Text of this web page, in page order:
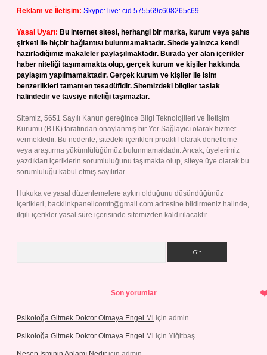
Reklam ve İletişim: Skype: live:.cid.575569c608265c69
Yasal Uyarı: Bu internet sitesi, herhangi bir marka, kurum veya şahıs
şirketi ile hiçbir bağlantısı bulunmamaktadır. Sitede yalnızca kendi
hazırladığımız makaleler paylaşılmaktadır. Burada yer alan içerikler
haber niteliği taşımamakta olup, gerçek kurum ve kişiler hakkında
paylaşım yapılmamaktadır. Gerçek kurum ve kişiler ile isim
benzerlikleri tamamen tesadüfidir. Sitemizdeki bilgiler taslak
halindedir ve tavsiye niteliği taşımazlar.
Sitemiz, 5651 Sayılı Kanun gereğince Bilgi Teknolojileri ve İletişim
Kurumu (BTK) tarafından onaylanmış bir Yer Sağlayıcı olarak hizmet
vermektedir. Bu nedenle, sitedeki içerikleri proaktif olarak denetleme
veya araştırma yükümlülüğümüz bulunmamaktadır. Ancak, üyelerimiz
yazdıkları içeriklerin sorumluluğunu taşımakta olup, siteye üye olarak bu
sorumluluğu kabul etmiş sayılırlar.
Hukuka ve yasal düzenlemelere aykırı olduğunu düşündüğünüz
içerikleri, backlinkpanelicomtr@gmail.com adresine bildirmeniz halinde,
ilgili içerikler yasal süre içerisinde sitemizden kaldırılacaktır.
Son yorumlar
Psikoloğa Gitmek Doktor Olmaya Engel Mi için admin
Psikoloğa Gitmek Doktor Olmaya Engel Mi için Yiğitbaş